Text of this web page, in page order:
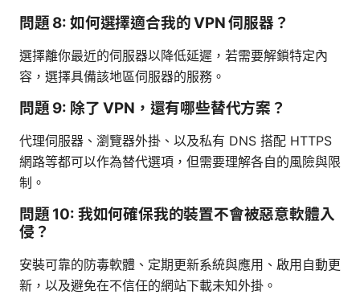
問題 8: 如何選擇適合我的 VPN 伺服器？
選擇離你最近的伺服器以降低延遲，若需要解鎖特定內
容，選擇具備該地區伺服器的服務。
問題 9: 除了 VPN，還有哪些替代方案？
代理伺服器、瀏覽器外掛、以及私有 DNS 搭配 HTTPS
網路等都可以作為替代選項，但需要理解各自的風險與限
制。
問題 10: 我如何確保我的裝置不會被惡意軟體入
侵？
安裝可靠的防毒軟體、定期更新系統與應用、啟用自動更
新，以及避免在不信任的網站下載未知外掛。